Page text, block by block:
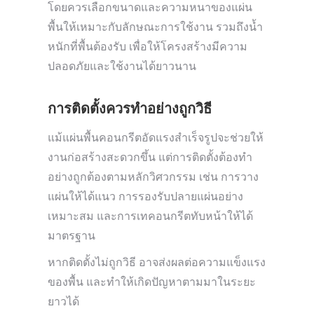
โดยควรเลือกขนาดและความหนาของแผ่น
พื้นให้เหมาะกับลักษณะการใช้งาน รวมถึงน้ำ
หนักที่พื้นต้องรับ เพื่อให้โครงสร้างมีความ
ปลอดภัยและใช้งานได้ยาวนาน
การติดตั้งควรทำอย่างถูกวิธี
แม้แผ่นพื้นคอนกรีตอัดแรงสำเร็จรูปจะช่วยให้
งานก่อสร้างสะดวกขึ้น แต่การติดตั้งต้องทำ
อย่างถูกต้องตามหลักวิศวกรรม เช่น การวาง
แผ่นให้ได้แนว การรองรับปลายแผ่นอย่าง
เหมาะสม และการเทคอนกรีตทับหน้าให้ได้
มาตรฐาน
หากติดตั้งไม่ถูกวิธี อาจส่งผลต่อความแข็งแรง
ของพื้น และทำให้เกิดปัญหาตามมาในระยะ
ยาวได้